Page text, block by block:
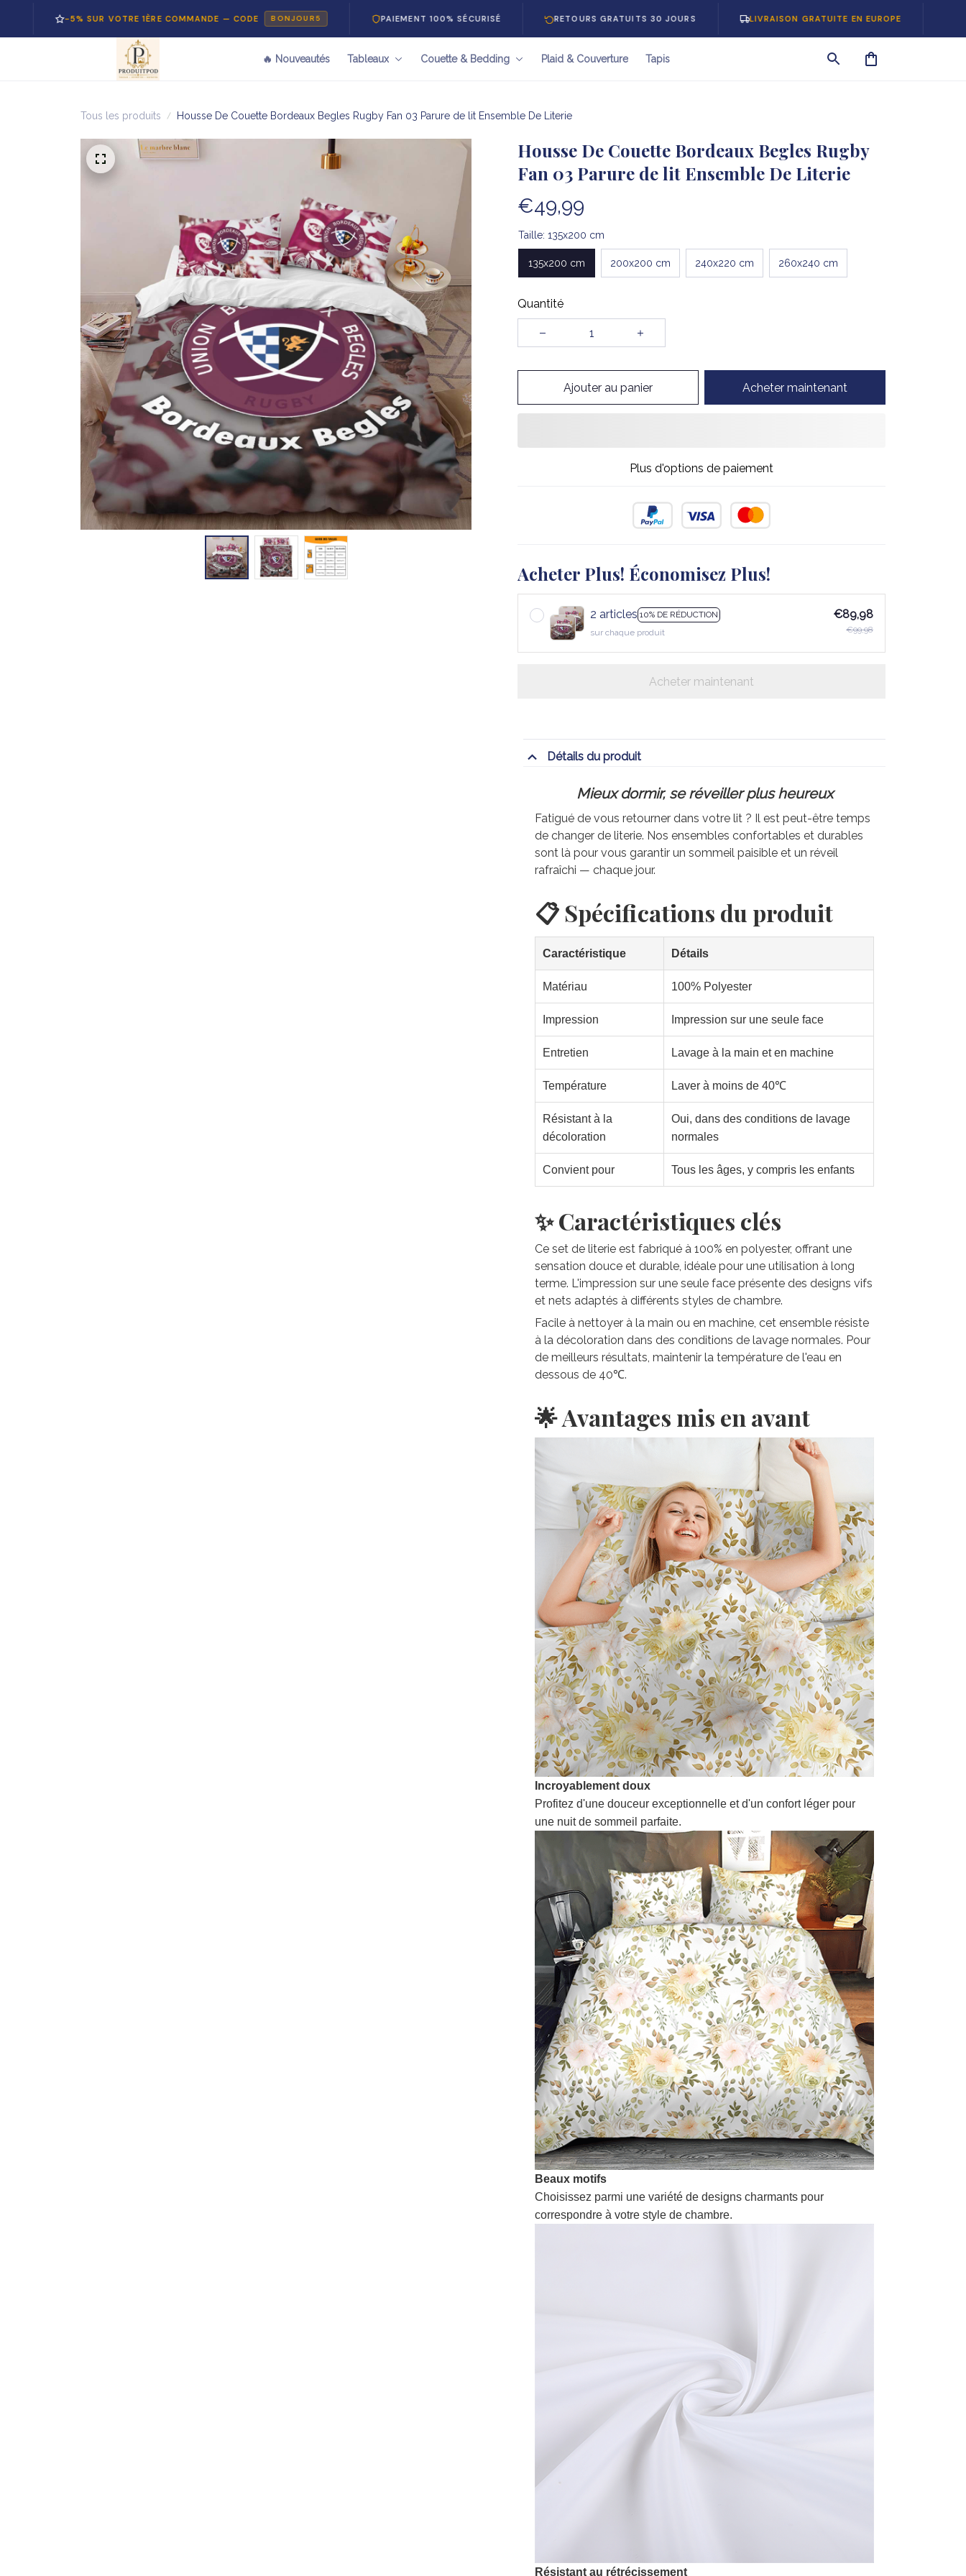
-5% SUR VOTRE 1ÈRE COMMANDE — CODE BONJOUR5 PAIEMENT 100% SÉCURISÉ RETOURS GRATUITS 30 JOURS LIVRAISON GRATUITE EN EUROPE
🔥 Nouveautés Tableaux Couette & Bedding Plaid & Couverture Tapis
Tous les produits Housse De Couette Bordeaux Begles Rugby Fan 03 Parure de lit Ensemble De Literie
Housse De Couette Bordeaux Begles Rugby
Fan 03 Parure de lit Ensemble De Literie
€49,99
Taille: 135x200 cm
135x200 cm 200x200 cm 240x220 cm 260x240 cm
Quantité
Ajouter au panier Acheter maintenant
Plus d'options de paiement
Acheter Plus! Économisez Plus!
2 articles 10% DE RÉDUCTION
sur chaque produit
€89,98
€99,98
Acheter maintenant
Détails du produit
Mieux dormir, se réveiller plus heureux
Fatigué de vous retourner dans votre lit ? Il est peut-être temps
de changer de literie. Nos ensembles confortables et durables
sont là pour vous garantir un sommeil paisible et un réveil
rafraîchi — chaque jour.
📋 Spécifications du produit
Caractéristique Détails
Matériau 100% Polyester
Impression Impression sur une seule face
Entretien Lavage à la main et en machine
Température Laver à moins de 40℃
Résistant à la
décoloration
Oui, dans des conditions de lavage
normales
Convient pour Tous les âges, y compris les enfants
✨ Caractéristiques clés
Ce set de literie est fabriqué à 100% en polyester, offrant une
sensation douce et durable, idéale pour une utilisation à long
terme. L'impression sur une seule face présente des designs vifs
et nets adaptés à différents styles de chambre.
Facile à nettoyer à la main ou en machine, cet ensemble résiste
à la décoloration dans des conditions de lavage normales. Pour
de meilleurs résultats, maintenir la température de l'eau en
dessous de 40℃.
🌟 Avantages mis en avant
Incroyablement doux
Profitez d'une douceur exceptionnelle et d'un confort léger pour
une nuit de sommeil parfaite.
Beaux motifs
Choisissez parmi une variété de designs charmants pour
correspondre à votre style de chambre.
Résistant au rétrécissement